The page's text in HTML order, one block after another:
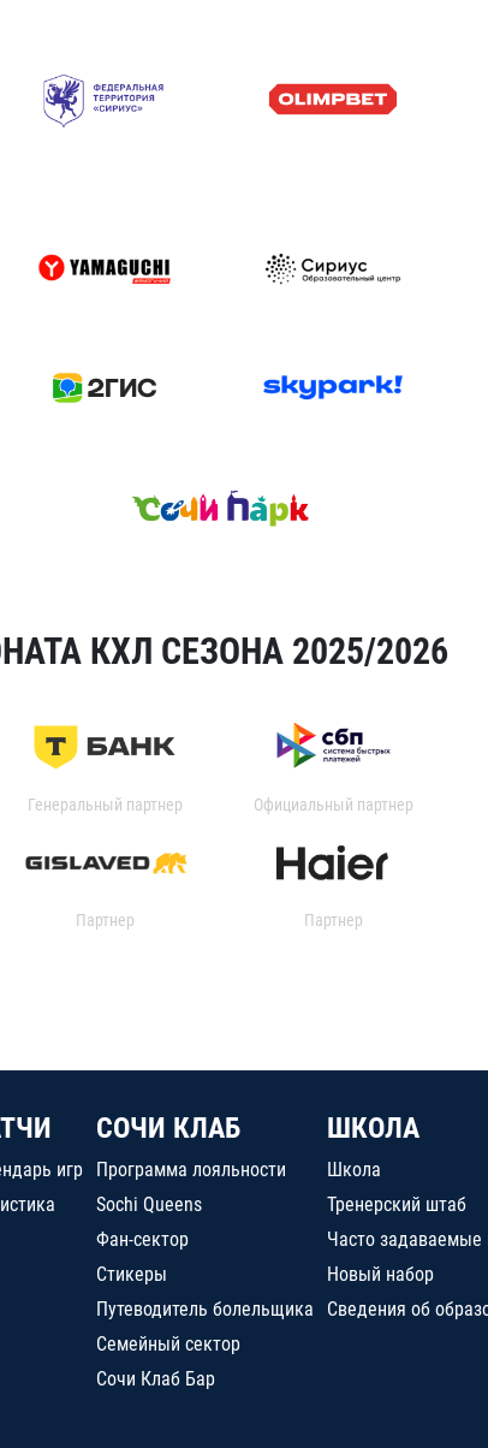
КХЛ СЕЗОНА 2025/2026
Генеральный партнер Официальный партнер
Партнер Партнер
игр
СОЧИ КЛАБ
Программа лояльности
Sochi Queens
Фан-сектор
Стикеры
Путеводитель болельщика
Семейный сектор
Сочи Клаб Бар
ШКОЛА
Школа
Тренерский штаб
Часто задаваемые
Новый набор
Сведения об